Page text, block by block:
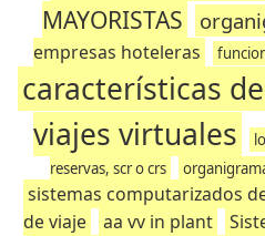
MAYORISTAS
empresas hoteleras
características
viajes virtuales
reservas, scr o crs
sistemas computarizados
de viaje
aa vv in plant